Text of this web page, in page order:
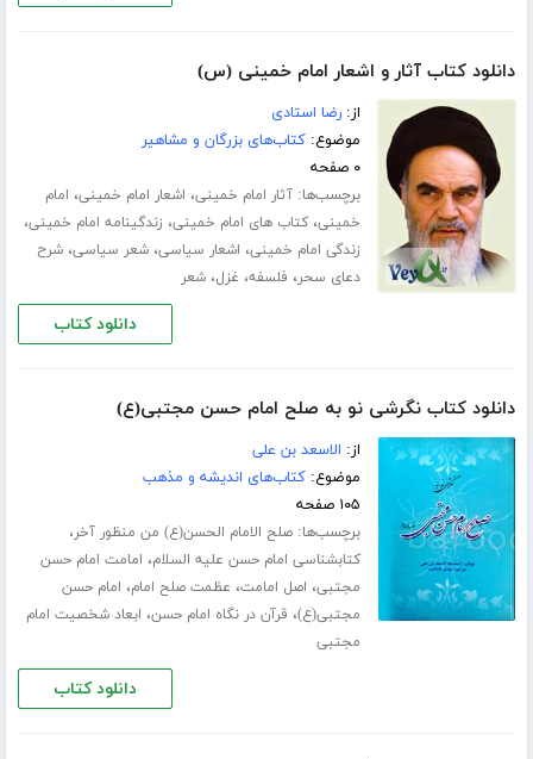
دانلود کتاب آثار و اشعار امام خمینی (س)
از:رضا استادى
موضوع:کتاب‌های بزرگان و مشاهیر
۰ صفحه
برچسب‌ها:آثار امام خمینی، اشعار امام خمینی، امام
خمینی،کتاب های امام خمینی، زندگینامه امام خمینی،
زندگی امام خمینی، اشعار سیاسی،شعر سیاسی،شرح
دعاى سحر، فلسفه، غزل،شعر
دانلود کتاب
دانلود کتاب نگرشی نو به صلح امام حسن مجتبی(ع)
از: الاسعد بن علی
موضوع:کتاب‌های اندیشه و مذهب
۱۰۵ صفحه
برچسب‌ها:صلح الامام الحسن(ع) من منظور آخر،
کتابشناسی امام حسن علیه السلام، امامت امام حسن
مجتبی، اصل امامت، عظمت صلح امام، امام حسن
مجتبی(ع)، قرآن در نگاه امام حسن، ابعاد شخصیت امام
مجتبی
دانلود کتاب